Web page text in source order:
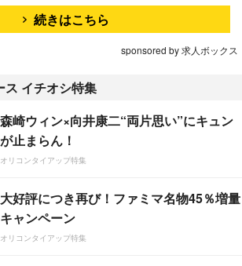
続きはこちら
sponsored by 求人ボックス
ス イチオシ特集
森崎ウィン×向井康二“両片思い”にキュン
が止まらん！
オリコンタイアップ特集
大好評につき再び！ファミマ名物45％増量
キャンペーン
オリコンタイアップ特集